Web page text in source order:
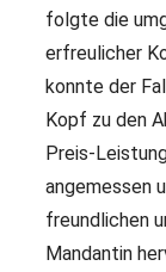
folgte die
erfreulicher
konnte der
Kopf zu den
Preis-
angemessen
freundlichen
Mandantin